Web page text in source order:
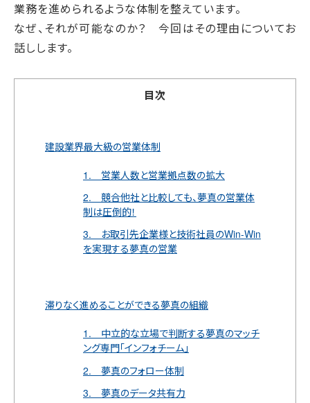
業務を進められるような体制を整えています。
なぜ、それが可能なのか？ 今回はその理由についてお
話しします。
目次
建設業界最大級の営業体制
1. 営業人数と営業拠点数の拡大
2. 競合他社と比較しても、夢真の営業体
制は圧倒的！
3. お取引先企業様と技術社員のWin-Win
を実現する夢真の営業
滞りなく進めることができる夢真の組織
1. 中立的な立場で判断する夢真のマッチ
ング専門「インフォチーム」
2. 夢真のフォロー体制
3. 夢真のデータ共有力